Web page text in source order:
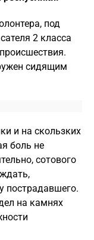
под
2 класса
сидящим
и на скользких
боль не
сотового
пострадавшего.
на камнях